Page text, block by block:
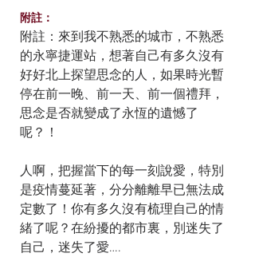
附註：
附註：來到我不熟悉的城市，不熟悉
的永寧捷運站，想著自己有多久沒有
好好北上探望思念的人，如果時光暫
停在前一晚、前一天、前一個禮拜，
思念是否就變成了永恆的遺憾了
呢？！
人啊，把握當下的每一刻說愛，特別
是疫情蔓延著，分分離離早已無法成
定數了！你有多久沒有梳理自己的情
緒了呢？在紛擾的都市裏，別迷失了
自己，迷失了愛….